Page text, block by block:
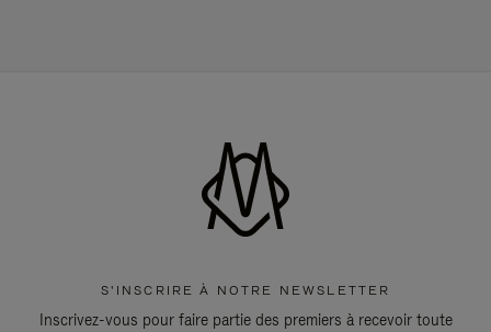
S'INSCRIRE À NOTRE NEWSLETTER
Inscrivez-vous pour faire partie des premiers à recevoir toute